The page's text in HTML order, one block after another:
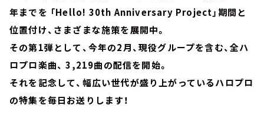
年までを 「Hello! 30th Anniversary Project」期間と
位置付け、さまざまな施策を展開中。
その第1弾として、今年の2月、現役グループを含む、全ハ
ロプロ楽曲、 3,219曲の配信を開始。
それを記念して、幅広い世代が盛り上がっているハロプロ
の特集を毎日お送りします！